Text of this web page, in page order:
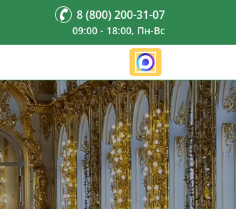
8 (800) 200-31-07
09:00 - 18:00, Пн-Вс